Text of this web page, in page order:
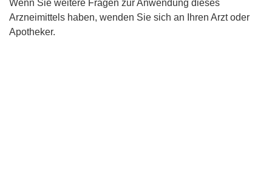
Wenn Sie weitere Fragen zur Anwendung dieses
Arzneimittels haben, wenden Sie sich an Ihren Arzt oder
Apotheker.